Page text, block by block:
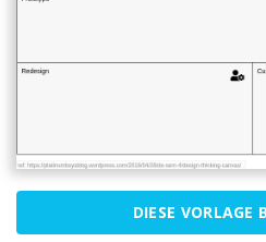
DIESE VORLAGE